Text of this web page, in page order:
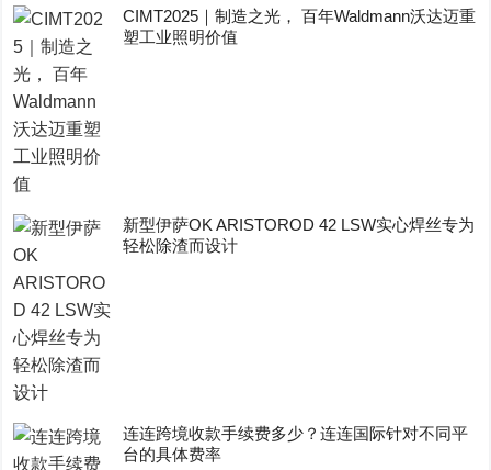
CIMT2025｜制造之光， 百年Waldmann沃达迈重
塑工业照明价值
新型伊萨OK ARISTOROD 42 LSW实心焊丝专为
轻松除渣而设计
连连跨境收款手续费多少？连连国际针对不同平
台的具体费率